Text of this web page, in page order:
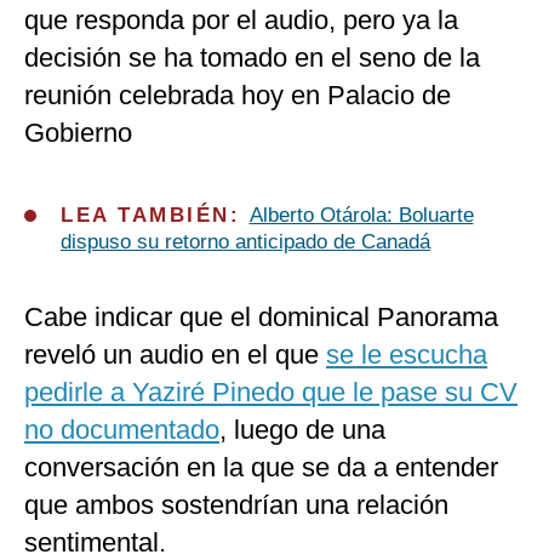
que responda por el audio, pero ya la
decisión se ha tomado en el seno de la
reunión celebrada hoy en Palacio de
Gobierno
LEA TAMBIÉN: Alberto Otárola: Boluarte
dispuso su retorno anticipado de Canadá
Cabe indicar que el dominical Panorama
reveló un audio en el que se le escucha
pedirle a Yaziré Pinedo que le pase su CV
no documentado, luego de una
conversación en la que se da a entender
que ambos sostendrían una relación
sentimental.